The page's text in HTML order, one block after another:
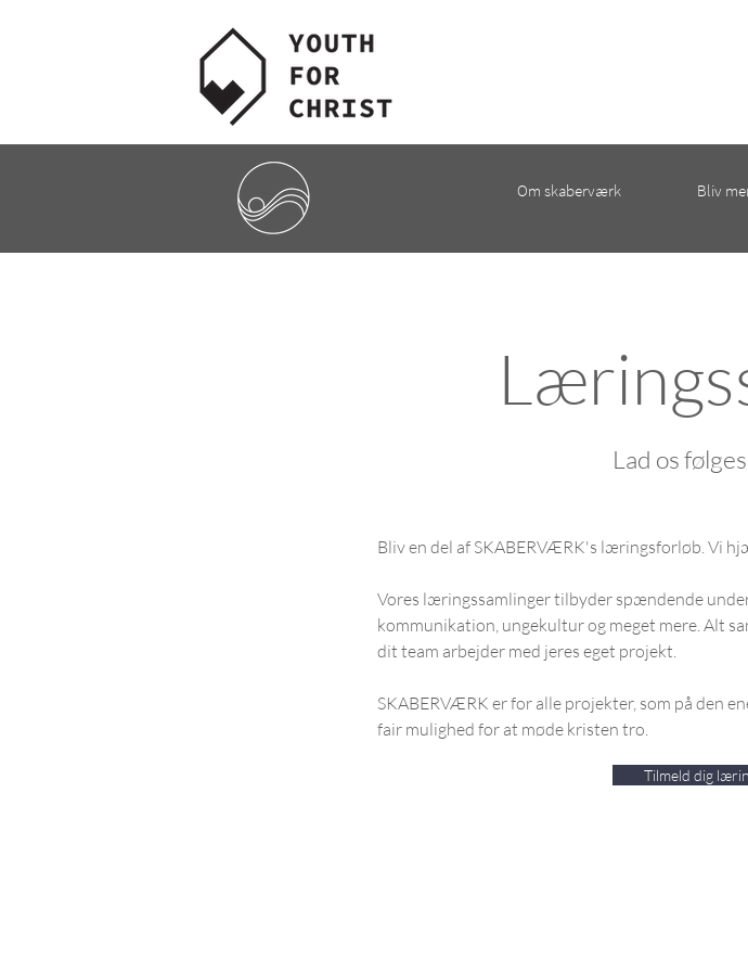
Om skaberværk Bliv
Lad os
Bliv en del af SKABERVÆRK's læringsforløb. Vi
Vores læringssamlinger tilbyder spændende
kommunikation, ungekultur og meget mere. Alt
dit team arbejder med jeres eget projekt.
SKABERVÆRK er for alle projekter, som på den
fair mulighed for at møde kristen tro.
Tilmeld dig